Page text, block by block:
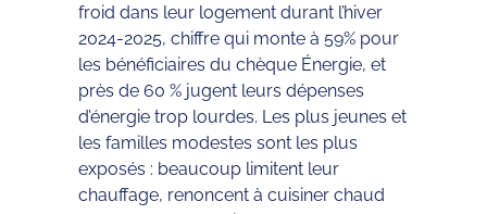
froid dans leur logement durant l’hiver
2024-2025, chiffre qui monte à 59% pour
les bénéficiaires du chèque Énergie, et
près de 60 % jugent leurs dépenses
d’énergie trop lourdes. Les plus jeunes et
les familles modestes sont les plus
exposés : beaucoup limitent leur
chauffage, renoncent à cuisiner chaud